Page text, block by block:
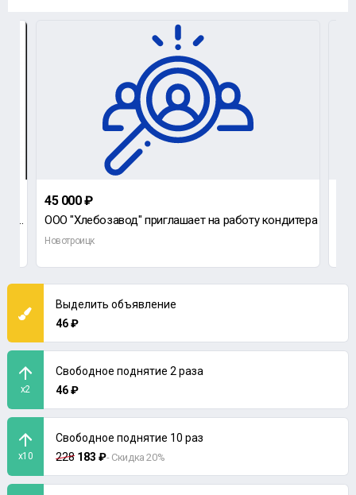
Вакансия: Охранник ГБР (группа быстрого реагирования) Обязанности: Реагирования на тревожный си
45 000 ₽
ООО "Хлебозавод" приглашает на работу кондитера
Новотроицк
Выделить объявление
46 ₽
x2
Свободное поднятие 2 раза
46 ₽
x10
Свободное поднятие 10 раз
228 183 ₽- Скидка 20%